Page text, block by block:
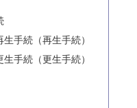
手続（再生手続）
手続（更生手続）